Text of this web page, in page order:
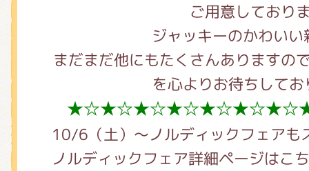
ご用意しており
ジャッキーのかわい
まだまだ他にもたくさんありますの
を心よりお待ちして
10/6（土）～ノルディックフェアも
ノルディックフェア詳細ページはこ